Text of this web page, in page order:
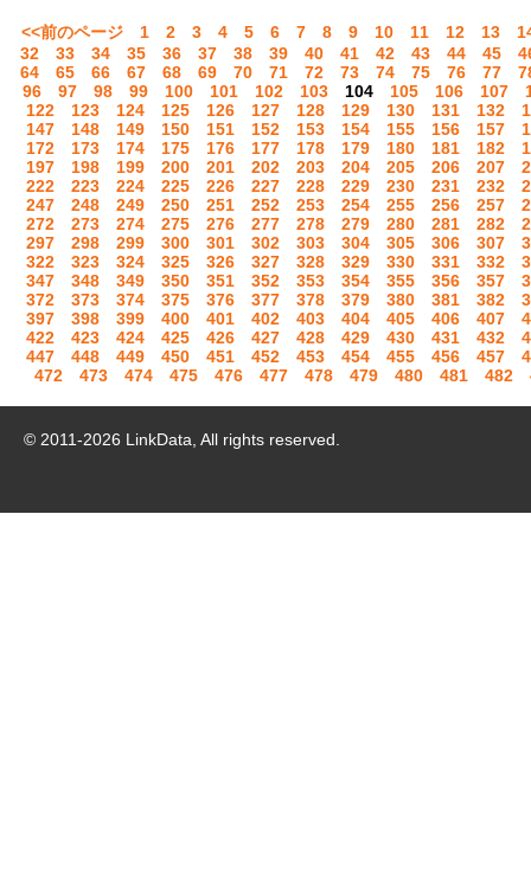
<<前のページ 1 2 3 4 5 6 7 8 9 10 11 12 13
32
33 34 35 36 37 38 39 40 41 42 43 44 45
64
65 66 67 68 69 70 71 72 73 74 75 76 77
96
97 98 99 100 101 102 103 104 105 106 107
122
123 124 125 126 127 128 129 130 131 132
147
148 149 150 151 152 153 154 155 156 157
172
173 174 175 176 177 178 179 180 181 182
197
198 199 200 201 202 203 204 205 206 207
222
223 224 225 226 227 228 229 230 231 232
247
248 249 250 251 252 253 254 255 256 257
272
273 274 275 276 277 278 279 280 281 282
297
298 299 300 301 302 303 304 305 306 307
322
323 324 325 326 327 328 329 330 331 332
347
348 349 350 351 352 353 354 355 356 357
372
373 374 375 376 377 378 379 380 381 382
397
398 399 400 401 402 403 404 405 406 407
422
423 424 425 426 427 428 429 430 431 432
447
448 449 450 451 452 453 454 455 456 457
472
473 474 475 476 477 478 479 480 481 482
© 2011-2026 LinkData, All rights reserved.